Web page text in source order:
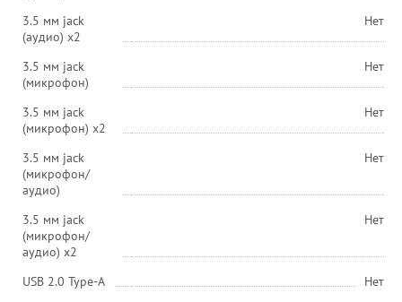
3.5 мм jack
(аудио) х2
Нет
3.5 мм jack
(микрофон)
Нет
3.5 мм jack
(микрофон) х2
Нет
3.5 мм jack
(микрофон/
аудио)
Нет
3.5 мм jack
(микрофон/
аудио) х2
Нет
USB 2.0 Type-A
Нет